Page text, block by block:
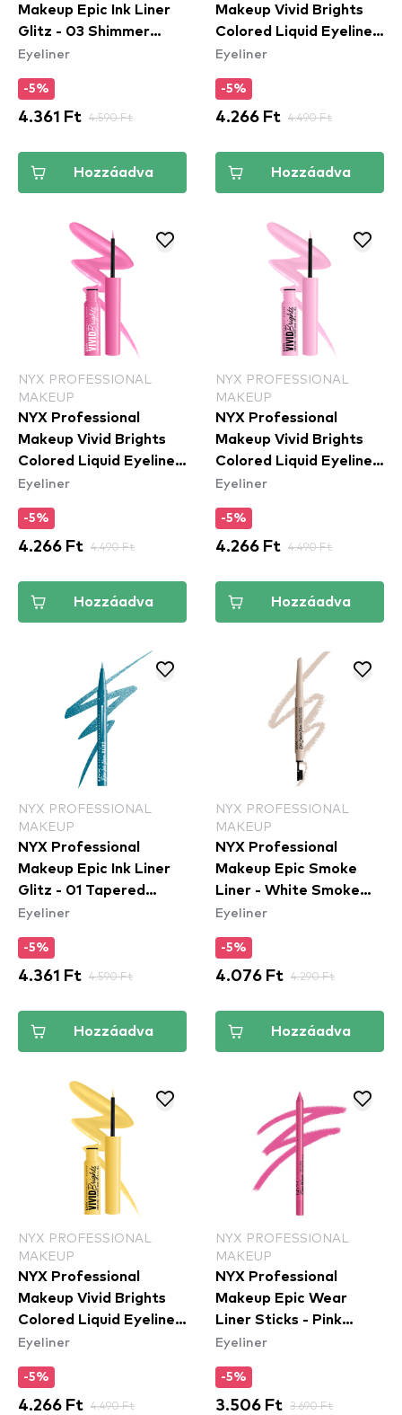
Makeup Epic Ink Liner
Glitz - 03 Shimmer
Stitch
Eyeliner
-5%
4.361 Ft 4.590 Ft
Hozzáadva
Makeup Vivid Brights
Colored Liquid Eyeliner
- Lilac Link (VBLL07) -
Eyeliner
-5%
4.266 Ft 4.490 Ft
Hozzáadva
NYX PROFESSIONAL
MAKEUP
NYX Professional
Makeup Vivid Brights
Colored Liquid Eyeliner
- Don't Pink Twice
tus
Eyeliner
-5%
4.266 Ft 4.490 Ft
Hozzáadva
NYX PROFESSIONAL
MAKEUP
NYX Professional
Makeup Vivid Brights
Colored Liquid Eyeliner
- Sneaky Pink (VBLL09)
Eyeliner
-5%
4.266 Ft 4.490 Ft
Hozzáadva
NYX PROFESSIONAL
MAKEUP
NYX Professional
Makeup Epic Ink Liner
Glitz - 01 Tapered
Twinkle
Eyeliner
-5%
4.361 Ft 4.590 Ft
Hozzáadva
NYX PROFESSIONAL
MAKEUP
NYX Professional
Makeup Epic Smoke
Liner - White Smoke
(ESL01) - szemceruza
Eyeliner
-5%
4.076 Ft 4.290 Ft
Hozzáadva
NYX PROFESSIONAL
MAKEUP
NYX Professional
Makeup Vivid Brights
Colored Liquid Eyeliner
- Had Me At Yellow
tus
Eyeliner
-5%
4.266 Ft 4.490 Ft
NYX PROFESSIONAL
MAKEUP
NYX Professional
Makeup Epic Wear
Liner Sticks - Pink
Spirit - szemceruza
Eyeliner
-5%
3.506 Ft 3.690 Ft